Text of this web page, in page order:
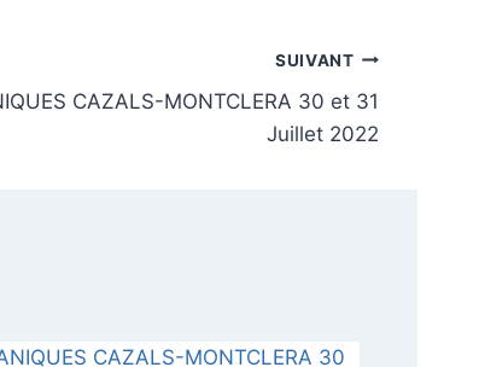
SUIVANT
CAZALS-MONTCLERA 30 et 31
Juillet 2022